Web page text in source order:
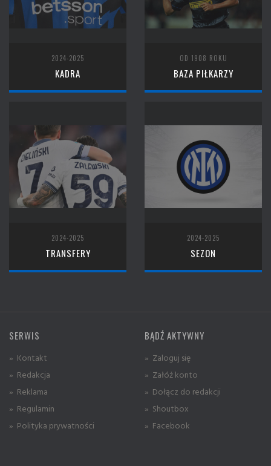
2024-2025
KADRA
OD 1908 ROKU
BAZA PIŁKARZY
2024-2025
TRANSFERY
2024-2025
SEZON
SERWIS
» Kontakt
» Redakcja
» Reklama
» Regulamin
» Polityka prywatności
BĄDŹ AKTYWNY
» Zaloguj się
» Załóż konto
» Dołącz do redakcji
» Shoutbox
» Facebook